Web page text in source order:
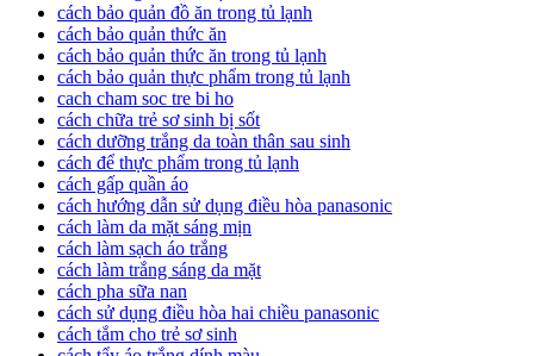
cách bảo quản đồ ăn trong tủ lạnh
cách bảo quản thức ăn
cách bảo quản thức ăn trong tủ lạnh
cách bảo quản thực phẩm trong tủ lạnh
cach cham soc tre bi ho
cách chữa trẻ sơ sinh bị sốt
cách dưỡng trắng da toàn thân sau sinh
cách để thực phẩm trong tủ lạnh
cách gấp quần áo
cách hướng dẫn sử dụng điều hòa panasonic
cách làm da mặt sáng mịn
cách làm sạch áo trắng
cách làm trắng sáng da mặt
cách pha sữa nan
cách sử dụng điều hòa hai chiều panasonic
cách tắm cho trẻ sơ sinh